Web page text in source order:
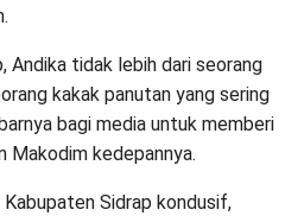
Andika tidak lebih dari seorang
kakak panutan yang sering
bagi media untuk memberi
Makodim kedepannya.
Sidrap kondusif,